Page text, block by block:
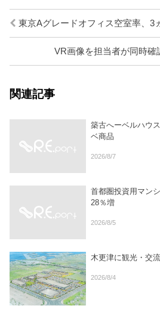
東京Aグレードオフィス空室率、3
VR画像を担当者が同時確
関連記事
築古へーベルハウ
ベ商品
2026/8/7
首都圏投資用マン
28％増
2026/8/5
木更津に観光・交
2026/8/4